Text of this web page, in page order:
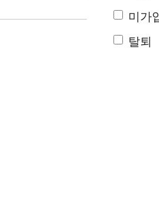
미가
탈퇴